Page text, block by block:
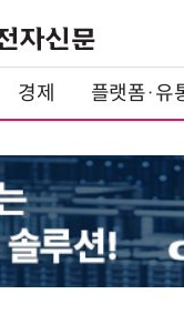
경제 플랫폼·유